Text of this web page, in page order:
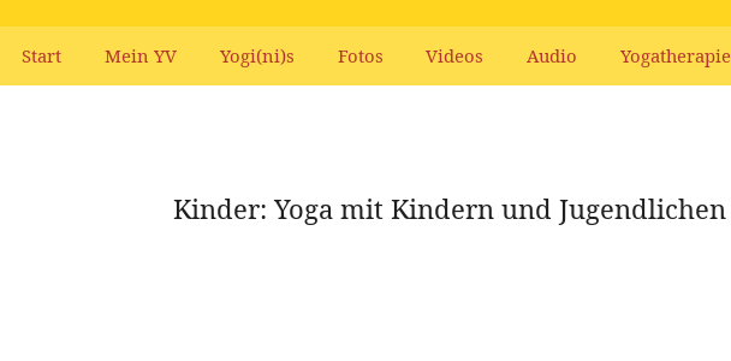
Start Mein YV Yogi(ni)s Fotos Videos Audio Yogatherapie
Kinder: Yoga mit Kindern und Jugendlichen